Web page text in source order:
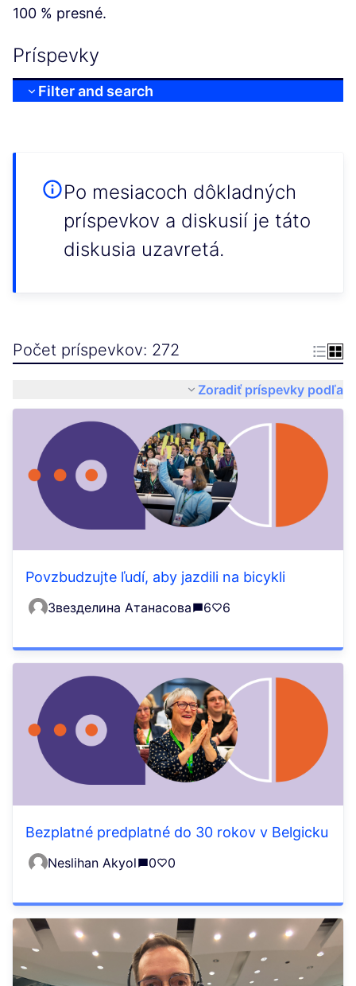
100 % presné.
Príspevky
Filter and search
Po mesiacoch dôkladných
príspevkov a diskusií je táto
diskusia uzavretá.
Počet príspevkov: 272
Zoradiť príspevky podľa
Povzbudzujte ľudí, aby jazdili na bicykli
Звезделина Атанасова 6 6
Bezplatné predplatné do 30 rokov v Belgicku
Neslihan Akyol 0 0